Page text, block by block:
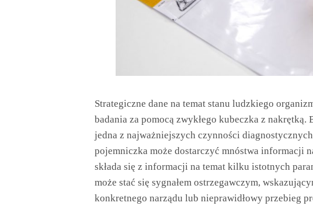
Strategiczne dane na temat stanu ludzkiego
badania za pomocą zwykłego kubeczka z
jedna z najważniejszych czynności
pojemniczka może dostarczyć mnóstwa informacji
składa się z informacji na temat kilku istotnych
może stać się sygnałem ostrzegawczym,
konkretnego narządu lub nieprawidłowy przebieg